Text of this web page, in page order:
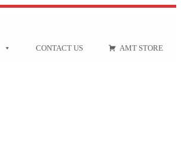
CONTACT US AMT STORE